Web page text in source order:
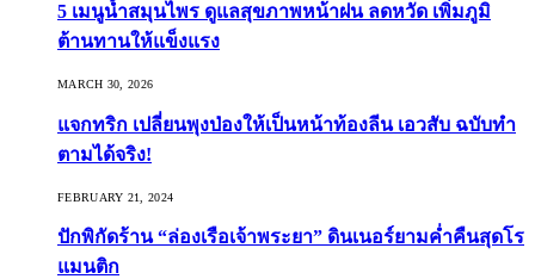
5 เมนูน้ำสมุนไพร ดูแลสุขภาพหน้าฝน ลดหวัด เพิ่มภูมิ
ต้านทานให้แข็งแรง
MARCH 30, 2026
แจกทริก เปลี่ยนพุงป่องให้เป็นหน้าท้องลีน เอวสับ ฉบับทำ
ตามได้จริง!
FEBRUARY 21, 2024
ปักพิกัดร้าน “ล่องเรือเจ้าพระยา” ดินเนอร์ยามค่ำคืนสุดโร
แมนติก